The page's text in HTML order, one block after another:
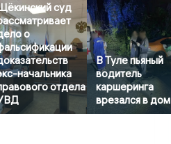
суд
о
начальника
отдела
В Туле пьяный
водитель
каршеринга
врезался в дом